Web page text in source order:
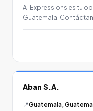
A-Expressions es tu
Guatemala.
Aban S.A.
📍Guatemala,